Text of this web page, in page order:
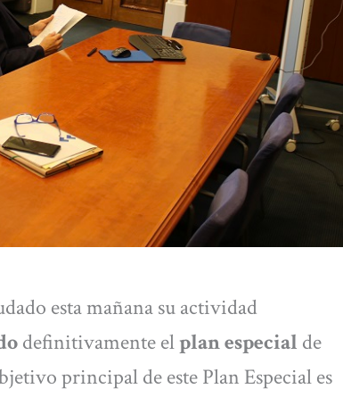
esta mañana su actividad
definitivamente elplan especial de
principal de este Plan Especial es